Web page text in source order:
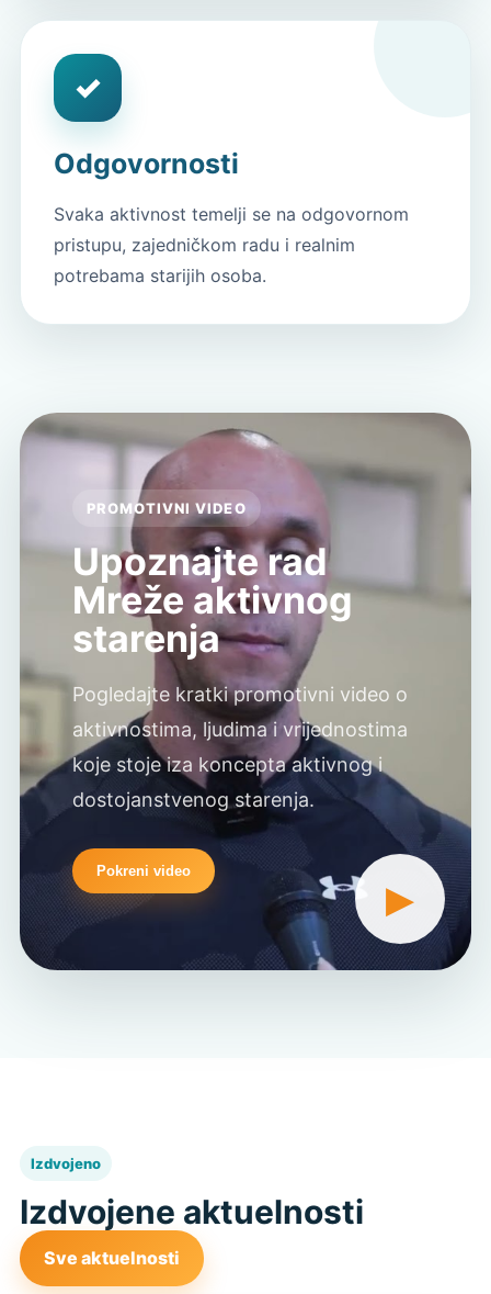
✓
Odgovornosti
Svaka aktivnost temelji se na odgovornom
pristupu, zajedničkom radu i realnim
potrebama starijih osoba.
PROMOTIVNI VIDEO
Upoznajte rad
Mreže aktivnog
starenja
Pogledajte kratki promotivni video o
aktivnostima, ljudima i vrijednostima
koje stoje iza koncepta aktivnog i
dostojanstvenog starenja.
Pokreni video
▶
Izdvojeno
Izdvojene aktuelnosti
Sve aktuelnosti